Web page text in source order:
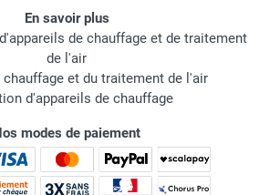
En savoir plus
de chauffage et de traitement
de l'air
chauffage et du traitement de l'air
d'appareils de chauffage
modes de paiement